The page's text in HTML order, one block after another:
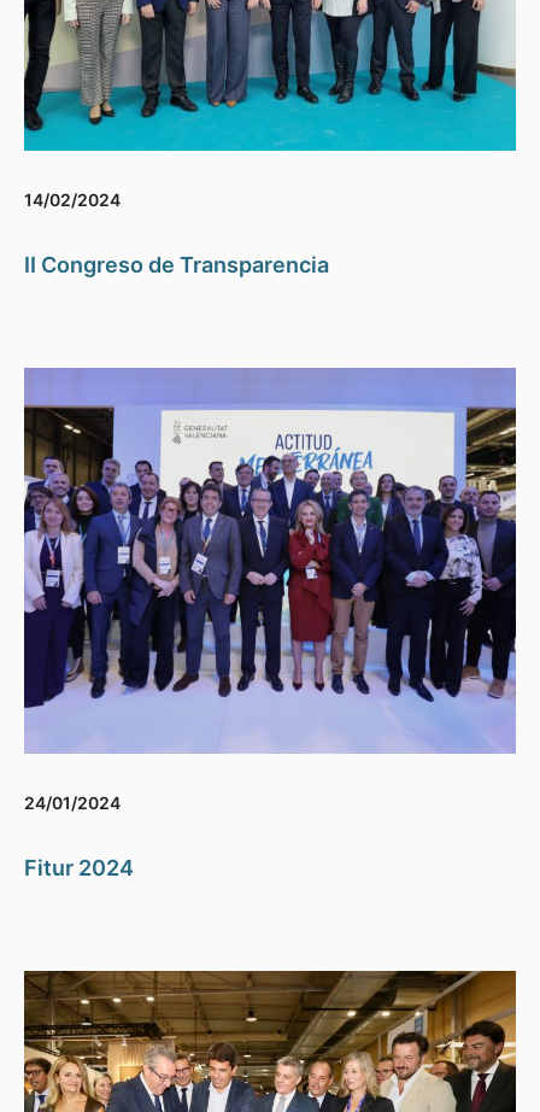
14/02/2024
II Congreso de Transparencia
24/01/2024
Fitur 2024